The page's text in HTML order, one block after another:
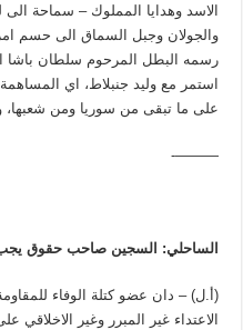
الاسد وهدايا المملوك – سماحة الى
والجولان وجبل السماق الى حسم
رسمه البطل المرحوم سلطان باشا
استمر مع وليد جنبلاط، اي
على ما تبقى من سوريا ومن شعبها،
———-
الساحلي: السجين صاحب حقوق يجب
(أ.ل) – دان عضو كتلة الوفاء
الاعتداء غير المبرر وغير